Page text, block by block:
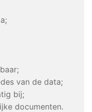
van de data;
bij;
documenten.